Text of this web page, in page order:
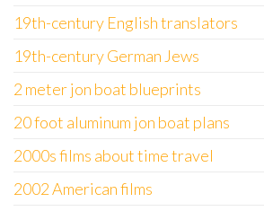
19th-century English translators
19th-century German Jews
2 meter jon boat blueprints
20 foot aluminum jon boat plans
2000s films about time travel
2002 American films